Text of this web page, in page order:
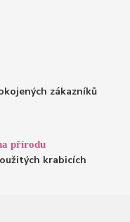
zákazníků
přírodu
krabicích